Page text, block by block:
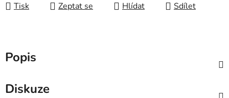
Tisk Zeptat se Hlídat Sdílet
Popis
Diskuze